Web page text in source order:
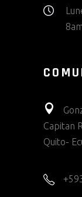
Capitan
Quito-